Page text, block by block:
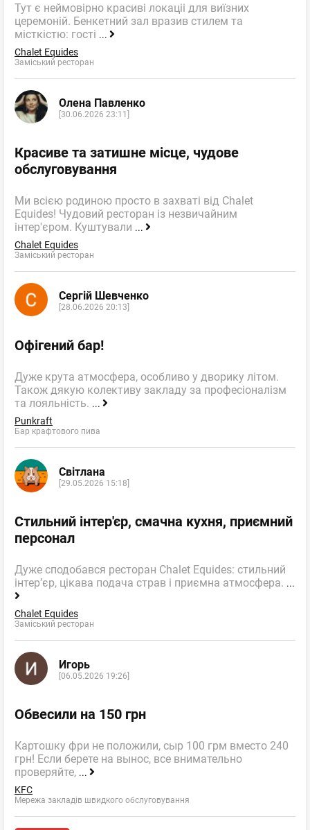
Тут є неймовірно красиві локаціі для виїзних
церемоній. Бенкетний зал вразив стилем та
місткістю: гості ...
Chalet Equides
Заміський ресторан
Олена Павленко
[30.06.2026 23:11]
Красиве та затишне місце, чудове
обслуговування
Ми всією родиною просто в захваті від Chalet
Equides! Чудовий ресторан із незвичайним
інтер'єром. Куштували ...
Chalet Equides
Заміський ресторан
Сергій Шевченко
[28.06.2026 20:13]
Офігений бар!
Дуже крута атмосфера, особливо у дворику літом.
Також дякую колективу закладу за професіоналізм
та лояльність. ...
Punkraft
Бар крафтового пива
Світлана
[29.05.2026 15:18]
Стильний інтер'єр, смачна кухня, приємний
персонал
Дуже сподобався ресторан Chalet Equides: стильний
інтер’єр, цікава подача страв і приємна атмосфера. ...
Chalet Equides
Заміський ресторан
Игорь
[06.05.2026 19:26]
Обвесили на 150 грн
Картошку фри не положили, сыр 100 грм вместо 240
грн! Если берете на вынос, все внимательно
проверяйте, ...
KFC
Мережа закладів швидкого обслуговування